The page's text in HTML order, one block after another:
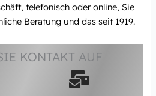
telefonisch oder online, Sie
Beratung und das seit 1919.
KONTAKT AUF